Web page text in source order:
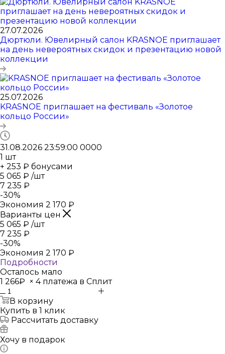
27.07.2026
Дюртюли. Ювелирный салон KRASNOE приглашает
на день невероятных скидок и презентацию новой
коллекции
25.07.2026
KRASNOE приглашает на фестиваль «Золотое
кольцо России»
31.08.2026 23:59:00 0000
1 шт
+ 253 ₽ бонусами
5 065 ₽ /шт
7 235 ₽
-30%
Экономия 2 170 ₽
Варианты цен
5 065 ₽ /шт
7 235 ₽
-30%
Экономия 2 170 ₽
Подробности
Осталось мало
1 266₽ × 4 платежа в Сплит
В корзину
Купить в 1 клик
Рассчитать доставку
Хочу в подарок